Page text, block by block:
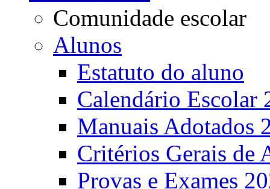
Comunidade escolar
Alunos
Estatuto do aluno
Calendário Escolar
Manuais Adotados
Critérios Gerais de
Provas e Exames